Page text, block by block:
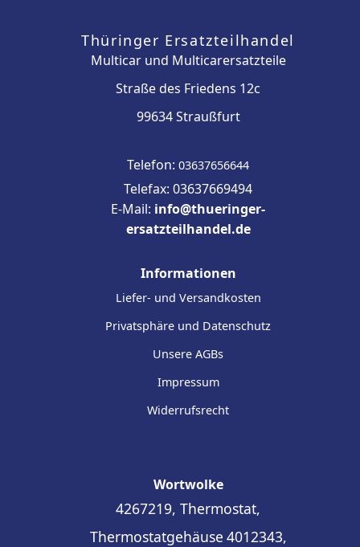
Thüringer Ersatzteilhandel
Multicar und Multicarersatzteile
Straße des Friedens 12c
99634 Straußfurt
Telefon: 03637656644
Telefax: 03637669494
E-Mail: info@thueringer-
ersatzteilhandel.de
Informationen
Liefer- und Versandkosten
Privatsphäre und Datenschutz
Unsere AGBs
Impressum
Widerrufsrecht
Wortwolke
4267219, Thermostat,
Thermostatgehäuse 4012343,